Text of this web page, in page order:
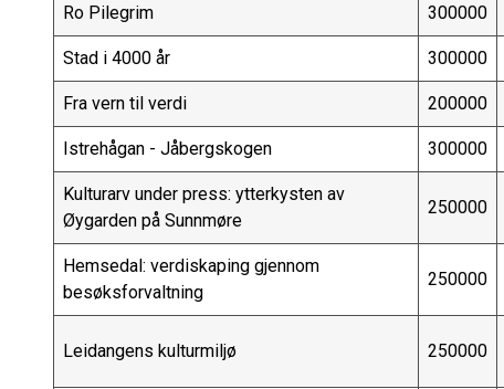
Ro Pilegrim 300000
Stad i 4000 år 300000
Fra vern til verdi 200000
Istrehågan - Jåbergskogen 300000
Kulturarv under press: ytterkysten av
Øygarden på Sunnmøre
250000
Hemsedal: verdiskaping gjennom
besøksforvaltning
250000
Leidangens kulturmiljø 250000